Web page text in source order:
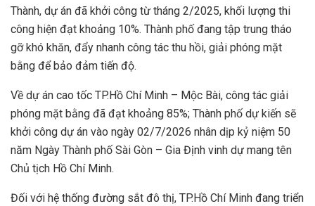
Thành, dự án đã khởi công từ tháng 2/2025, khối lượng thi
công hiện đạt khoảng 10%. Thành phố đang tập trung tháo
gỡ khó khăn, đẩy nhanh công tác thu hồi, giải phóng mặt
bằng để bảo đảm tiến độ.
Về dự án cao tốc TP.Hồ Chí Minh – Mộc Bài, công tác giải
phóng mặt bằng đã đạt khoảng 85%; Thành phố dự kiến sẽ
khởi công dự án vào ngày 02/7/2026 nhân dịp kỷ niệm 50
năm Ngày Thành phố Sài Gòn – Gia Định vinh dự mang tên
Chủ tịch Hồ Chí Minh.
Đối với hệ thống đường sắt đô thị, TP.Hồ Chí Minh đang triển